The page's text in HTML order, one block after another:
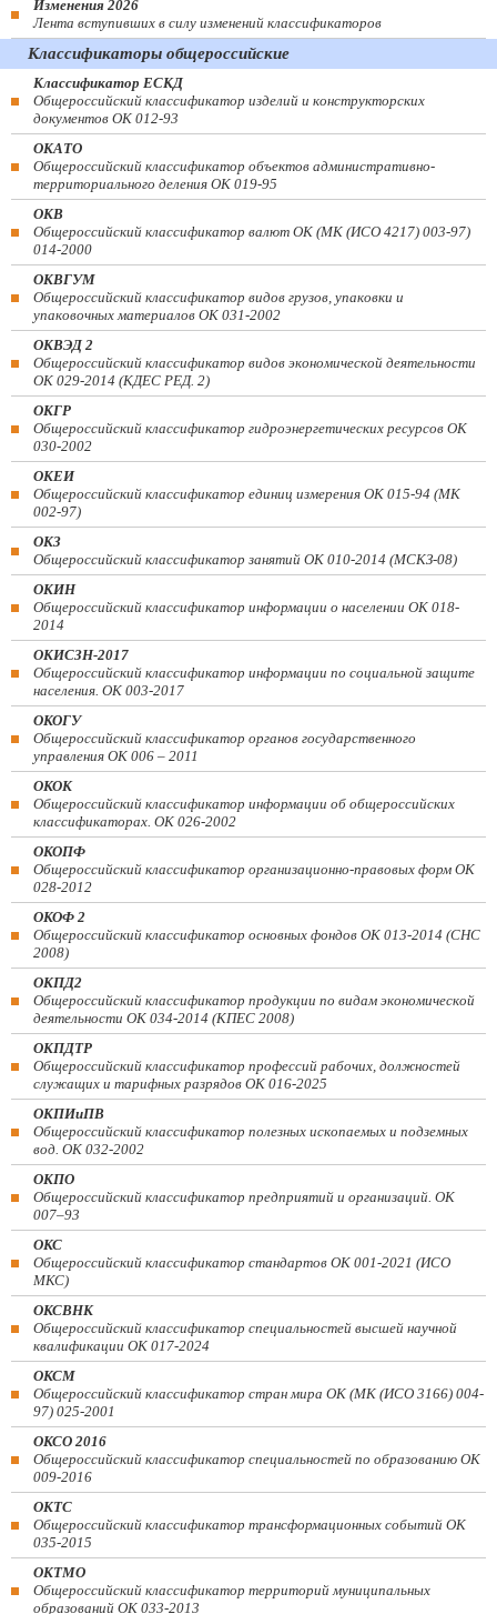
Изменения 2026
Лента вступивших в силу изменений классификаторов
Классификаторы общероссийские
Классификатор ЕСКД
Общероссийский классификатор изделий и конструкторских
документов ОК 012-93
ОКАТО
Общероссийский классификатор объектов административно-
территориального деления ОК 019-95
ОКВ
Общероссийский классификатор валют ОК (МК (ИСО 4217) 003-97)
014-2000
ОКВГУМ
Общероссийский классификатор видов грузов, упаковки и
упаковочных материалов ОК 031-2002
ОКВЭД 2
Общероссийский классификатор видов экономической деятельности
ОК 029-2014 (КДЕС РЕД. 2)
ОКГР
Общероссийский классификатор гидроэнергетических ресурсов ОК
030-2002
ОКЕИ
Общероссийский классификатор единиц измерения ОК 015-94 (МК
002-97)
ОКЗ
Общероссийский классификатор занятий ОК 010-2014 (МСКЗ-08)
ОКИН
Общероссийский классификатор информации о населении ОК 018-
2014
ОКИСЗН-2017
Общероссийский классификатор информации по социальной защите
населения. ОК 003-2017
ОКОГУ
Общероссийский классификатор органов государственного
управления ОК 006 – 2011
ОКОК
Общероссийский классификатор информации об общероссийских
классификаторах. ОК 026-2002
ОКОПФ
Общероссийский классификатор организационно-правовых форм ОК
028-2012
ОКОФ 2
Общероссийский классификатор основных фондов ОК 013-2014 (СНС
2008)
ОКПД2
Общероссийский классификатор продукции по видам экономической
деятельности ОК 034-2014 (КПЕС 2008)
ОКПДТР
Общероссийский классификатор профессий рабочих, должностей
служащих и тарифных разрядов ОК 016-2025
ОКПИиПВ
Общероссийский классификатор полезных ископаемых и подземных
вод. ОК 032-2002
ОКПО
Общероссийский классификатор предприятий и организаций. ОК
007–93
ОКС
Общероссийский классификатор стандартов ОК 001-2021 (ИСО
МКС)
ОКСВНК
Общероссийский классификатор специальностей высшей научной
квалификации ОК 017-2024
ОКСМ
Общероссийский классификатор стран мира ОК (МК (ИСО 3166) 004-
97) 025-2001
ОКСО 2016
Общероссийский классификатор специальностей по образованию ОК
009-2016
ОКТС
Общероссийский классификатор трансформационных событий ОК
035-2015
ОКТМО
Общероссийский классификатор территорий муниципальных
образований ОК 033-2013